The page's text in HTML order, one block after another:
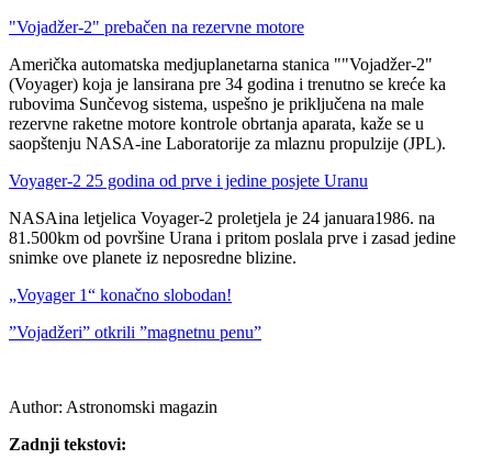
"Vojadžer-2" prebačen na rezervne motore
Američka automatska medjuplanetarna stanica ""Vojadžer-2"
(Voyager) koja je lansirana pre 34 godina i trenutno se kreće ka
rubovima Sunčevog sistema, uspešno je priključena na male
rezervne raketne motore kontrole obrtanja aparata, kaže se u
saopštenju NASA-ine Laboratorije za mlaznu propulzije (JPL).
Voyager-2 25 godina od prve i jedine posjete Uranu
NASAina letjelica Voyager-2 proletjela je 24 januara1986. na
81.500km od površine Urana i pritom poslala prve i zasad jedine
snimke ove planete iz neposredne blizine.
„Voyager 1“ konačno slobodan!
”Vojadžeri” otkrili ”magnetnu penu”
Author: Astronomski magazin
Zadnji tekstovi: